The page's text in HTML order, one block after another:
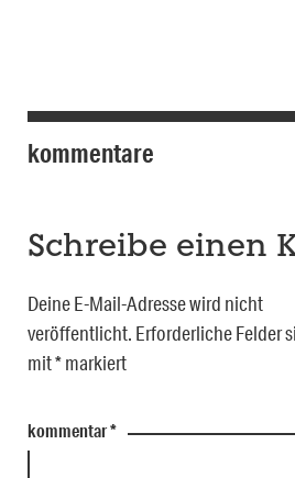
kommentare
Schreibe einen
Deine E-Mail-Adresse wird nicht
veröffentlicht. Erforderliche Felder
mit*markiert
kommentar*